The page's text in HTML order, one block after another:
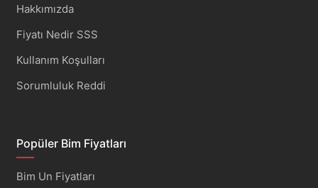
Hakkımızda
Fiyatı Nedir SSS
Kullanım Koşulları
Sorumluluk Reddi
Popüler Bim Fiyatları
Bim Un Fiyatları